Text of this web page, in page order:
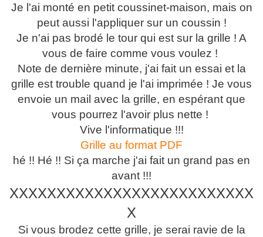
Je l'ai monté en petit coussinet-maison, mais on
peut aussi l'appliquer sur un coussin !
Je n'ai pas brodé le tour qui est sur la grille ! A
vous de faire comme vous voulez !
Note de dernière minute, j'ai fait un essai et la
grille est trouble quand je l'ai imprimée ! Je vous
envoie un mail avec la grille, en espérant que
vous pourrez l'avoir plus nette !
Vive l'informatique !!!
Grille au format PDF
hé !! Hé !! Si ça marche j'ai fait un grand pas en
avant !!!
XXXXXXXXXXXXXXXXXXXXXXXXXX
X
Si vous brodez cette grille, je serai ravie de la